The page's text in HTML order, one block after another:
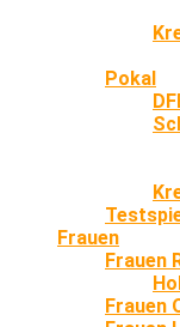
Pokal
Frauen
Frauen
Frauen